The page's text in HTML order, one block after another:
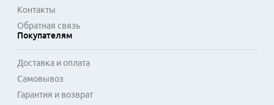
бесперебойная передача данных. Совместимость с
большинством активного сетевого оборудования от
различных производителей гарантирует универсальность
целостность связи и соответствие заявленным
характеристикам.
Контакты
Обратная связь
Покупателям
Доставка и оплата
Самовывоз
Гарантия и возврат